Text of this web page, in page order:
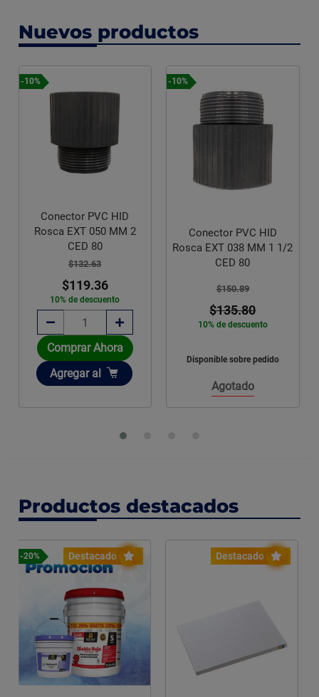
Nuevos productos
-10%
Conector PVC HID
Rosca EXT 050 MM 2
CED 80
$132.63
$119.36
10% de descuento
Comprar Ahora
Añadir
Agregar al
-10%
Conector PVC HID
Rosca EXT 038 MM 1 1/2
CED 80
$150.89
$135.80
10% de descuento
Disponible sobre pedido
Agotado
Productos destacados
Destacado
-20% Destacado